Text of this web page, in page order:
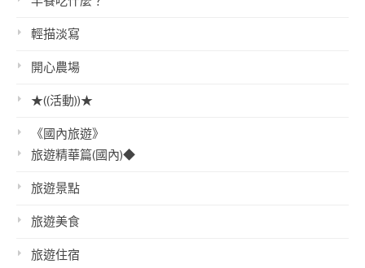
輕描淡寫
開心農場
★((活動))★
《國內旅遊》
旅遊精華篇(國內)◆
旅遊景點
旅遊美食
旅遊住宿